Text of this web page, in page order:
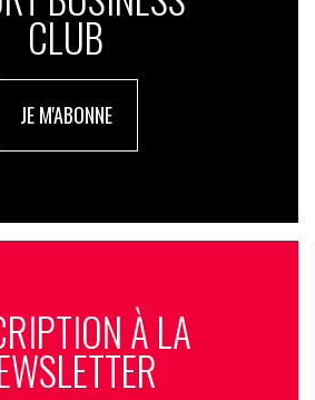
CLUB
JE M'ABONNE
À LA